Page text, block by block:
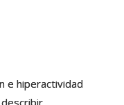
e hiperactividad